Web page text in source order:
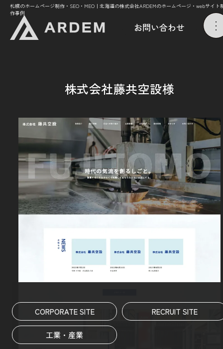
札幌のホームページ制作・SEO・MEO｜北海道の株式会社ARDEMのホームページ・webサイト
作事例
お問い合わせ
株式会社藤共空設様
CORPORATE SITE RECRUIT SITE
工業・産業